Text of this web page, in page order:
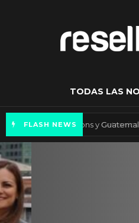
TODAS LAS
FLASH NEWS Axis